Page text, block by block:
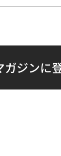
ガジンに